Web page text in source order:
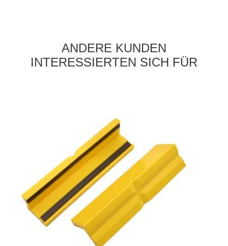
ANDERE KUNDEN
INTERESSIERTEN SICH FÜR